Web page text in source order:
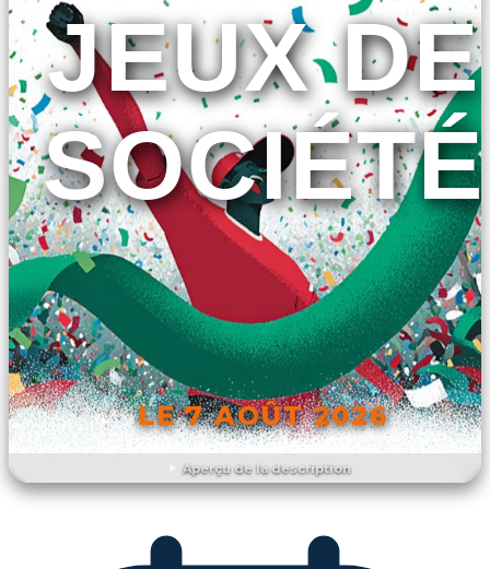
Aperçu de la description
JEUX DE
SOCIÉTÉ
LE 7 AOÛT 2026
DÉCOUVRIR L'ÉVÉNEMENT